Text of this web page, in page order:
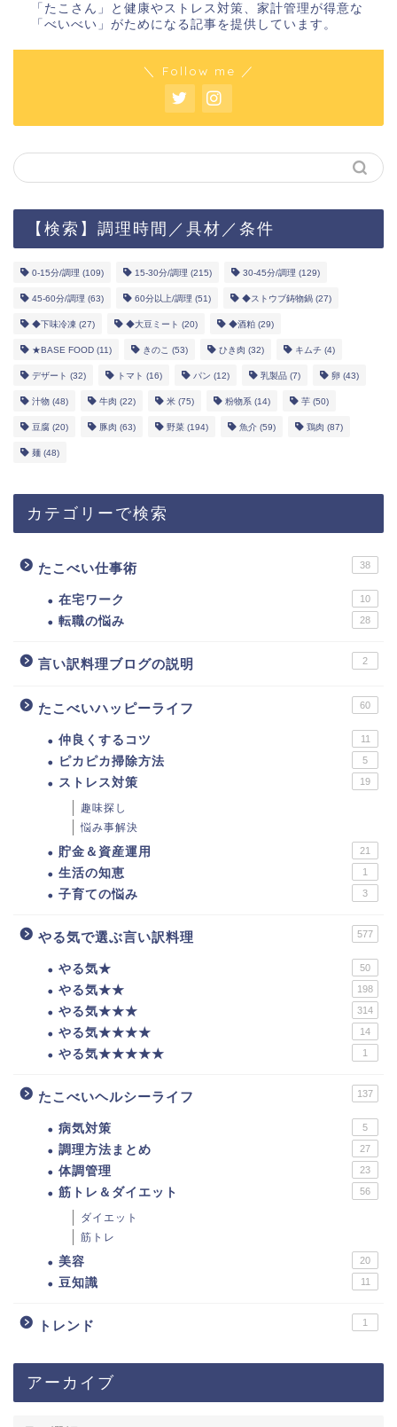
「たこさん」と健康やストレス対策、家計管理が得意な
「べいべい」がためになる記事を提供しています。
＼ Follow me ／
【検索】調理時間／具材／条件
0-15分/調理 (109) 15-30分/調理 (215) 30-45分/調理 (129)
45-60分/調理 (63) 60分以上/調理 (51) ◆ストウブ鋳物鍋 (27)
◆下味冷凍 (27) ◆大豆ミート (20) ◆酒粕 (29)
★BASE FOOD (11) きのこ (53) ひき肉 (32) キムチ (4)
デザート (32) トマト (16) パン (12) 乳製品 (7) 卵 (43)
汁物 (48) 牛肉 (22) 米 (75) 粉物系 (14) 芋 (50)
豆腐 (20) 豚肉 (63) 野菜 (194) 魚介 (59) 鶏肉 (87)
麺 (48)
カテゴリーで検索
たこべい仕事術 38
在宅ワーク 10
転職の悩み 28
言い訳料理ブログの説明 2
たこべいハッピーライフ 60
仲良くするコツ 11
ピカピカ掃除方法 5
ストレス対策 19
趣味探し
悩み事解決
貯金＆資産運用 21
生活の知恵 1
子育ての悩み 3
やる気で選ぶ言い訳料理 577
やる気★ 50
やる気★★ 198
やる気★★★ 314
やる気★★★★ 14
やる気★★★★★ 1
たこべいヘルシーライフ 137
病気対策 5
調理方法まとめ 27
体調管理 23
筋トレ＆ダイエット 56
ダイエット
筋トレ
美容 20
豆知識 11
トレンド 1
アーカイブ